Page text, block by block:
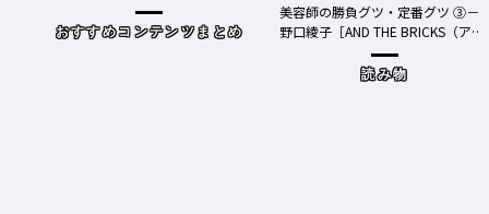
おすすめコンテンツまとめ
美容師の勝負グツ・定番グツ ③－
野口綾子［AND THE BRICKS（アン
ドザブリックス）／神奈川県鎌倉
読み物